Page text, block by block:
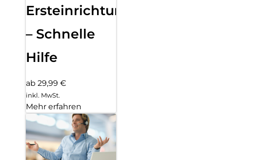
Ersteinrichtung
– Schnelle
Hilfe
ab 29,99 €
inkl. MwSt.
Mehr erfahren